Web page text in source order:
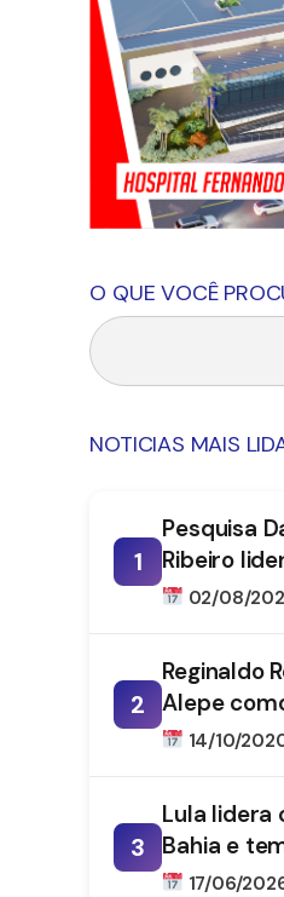
O QUE VOCÊ
NOTICIAS MAIS
1
Pesquisa
Ribeiro
vantagem
02/08/
2
Reginaldo
Alepe
14/10/
3
Lula lidera
Bahia e
61%,17/06/